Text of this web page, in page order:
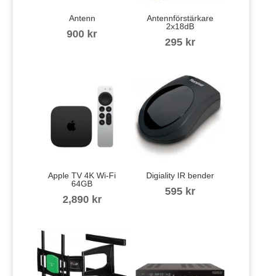
Antenn
900 kr
Antennförstärkare
2x18dB
295 kr
Apple TV 4K Wi-Fi
64GB
2,890 kr
Digiality IR bender
595 kr